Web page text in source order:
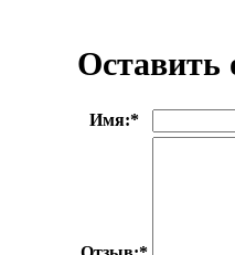
Оставить
Имя:*